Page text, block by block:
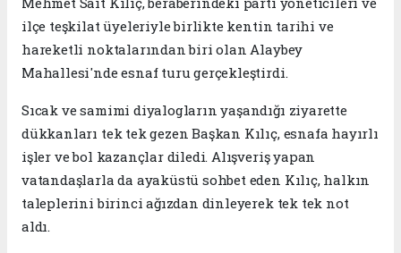
ilçe teşkilat üyeleriyle birlikte kentin tarihi ve
hareketli noktalarından biri olan Alaybey
Mahallesi'nde esnaf turu gerçekleştirdi.
Sıcak ve samimi diyalogların yaşandığı ziyarette
dükkanları tek tek gezen Başkan Kılıç, esnafa hayırlı
işler ve bol kazançlar diledi. Alışveriş yapan
vatandaşlarla da ayaküstü sohbet eden Kılıç, halkın
taleplerini birinci ağızdan dinleyerek tek tek not
aldı.